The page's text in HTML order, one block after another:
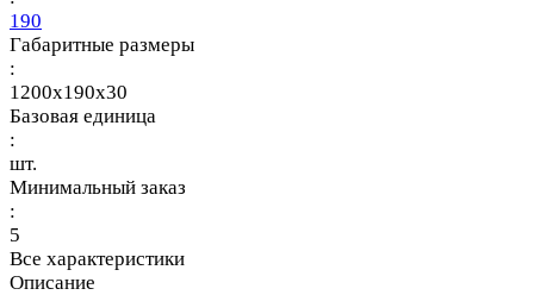
190
Габаритные размеры
:
1200x190x30
Базовая единица
:
шт.
Минимальный заказ
:
5
Все характеристики
Описание